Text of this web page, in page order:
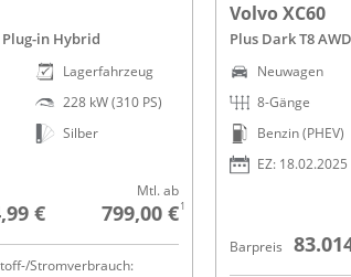
Plug-in Hybrid
Lagerfahrzeug
228 kW (310 PS)
Silber
€
Mtl. ab
799,00 €1
Stromverbrauch:
Volvo XC60
Plus Dark T8
Neuwagen
8-Gänge
Benzin (PHEV)
EZ: 18.02.2025
Barpreis